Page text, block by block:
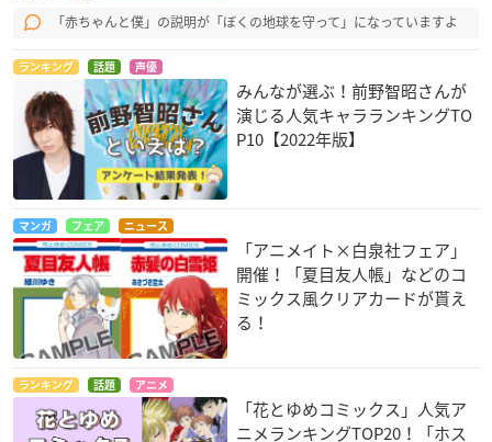
「赤ちゃんと僕」の説明が「ぼくの地球を守って」になっていますよ
ランキング 話題 声優
みんなが選ぶ！前野智昭さんが
演じる人気キャラランキングTO
P10【2022年版】
マンガ フェア ニュース
「アニメイト×白泉社フェア」
開催！「夏目友人帳」などのコ
ミックス風クリアカードが貰え
る！
ランキング 話題 アニメ
「花とゆめコミックス」人気ア
ニメランキングTOP20！「ホス